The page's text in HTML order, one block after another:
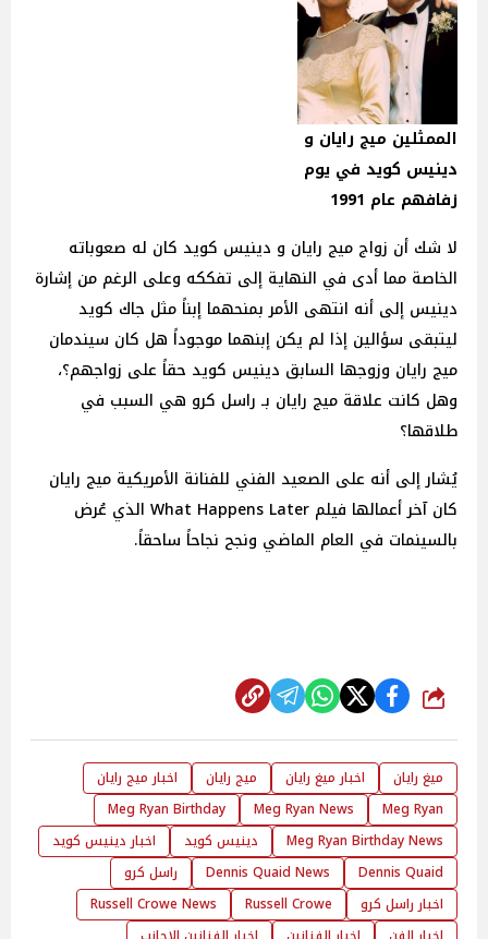
الممثلين ميج رايان و
دينيس كويد في يوم
زفافهم عام 1991
لا شك أن زواج ميج رايان و دينيس كويد كان له صعوباته
الخاصة مما أدى في النهاية إلى تفككه وعلى الرغم من إشارة
دينيس إلى أنه انتهى الأمر بمنحهما إبناً مثل جاك كويد
ليتبقى سؤالين إذا لم يكن إبنهما موجوداً هل كان سيندمان
ميج رايان وزوجها السابق دينيس كويد حقاً على زواجهم؟،
وهل كانت علاقة ميج رايان بـ راسل كرو هي السبب في
طلاقها؟
يُشار إلى أنه على الصعيد الفني للفنانة الأمريكية ميج رايان
كان آخر أعمالها فيلم What Happens Later الذي عُرض
بالسينمات في العام الماضي ونجح نجاحاً ساحقاً.
شارك
ميغ رايان اخبار ميغ رايان ميج رايان
اخبار ميج رايان
Meg Ryan
Meg Ryan News
Meg Ryan Birthday
Meg Ryan Birthday News
دينيس كويد
اخبار دينيس كويد
Dennis Quaid
Dennis Quaid News
راسل كرو
اخبار راسل كرو
Russell Crowe
Russell Crowe News